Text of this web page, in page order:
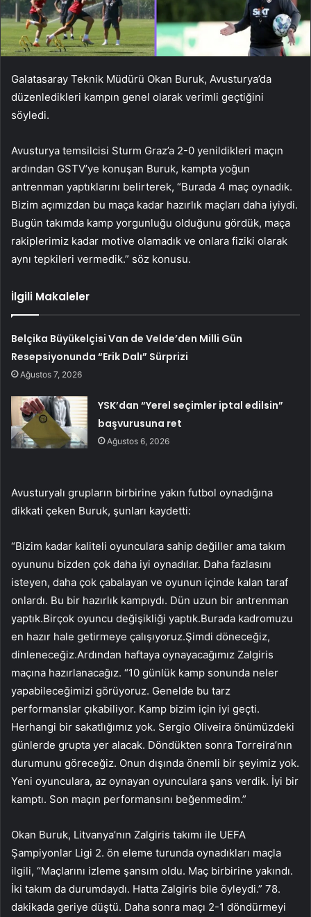
Galatasaray Teknik Müdürü Okan Buruk, Avusturya’da
düzenledikleri kampın genel olarak verimli geçtiğini
söyledi.
Avusturya temsilcisi Sturm Graz’a 2-0 yenildikleri maçın
ardından GSTV’ye konuşan Buruk, kampta yoğun
antrenman yaptıklarını belirterek, “Burada 4 maç oynadık.
Bizim açımızdan bu maça kadar hazırlık maçları daha iyiydi.
Bugün takımda kamp yorgunluğu olduğunu gördük, maça
rakiplerimiz kadar motive olamadık ve onlara fiziki olarak
aynı tepkileri vermedik.” söz konusu.
İlgili Makaleler
Belçika Büyükelçisi Van de Velde’den Milli Gün
Resepsiyonunda “Erik Dalı” Sürprizi
Ağustos 7, 2026
YSK’dan “Yerel seçimler iptal edilsin”
başvurusuna ret
Ağustos 6, 2026
Avusturyalı grupların birbirine yakın futbol oynadığına
dikkati çeken Buruk, şunları kaydetti:
“Bizim kadar kaliteli oyunculara sahip değiller ama takım
oyununu bizden çok daha iyi oynadılar. Daha fazlasını
isteyen, daha çok çabalayan ve oyunun içinde kalan taraf
onlardı. Bu bir hazırlık kampıydı. Dün uzun bir antrenman
yaptık.Birçok oyuncu değişikliği yaptık.Burada kadromuzu
en hazır hale getirmeye çalışıyoruz.Şimdi döneceğiz,
dinleneceğiz.Ardından haftaya oynayacağımız Zalgiris
maçına hazırlanacağız. “10 günlük kamp sonunda neler
yapabileceğimizi görüyoruz. Genelde bu tarz
performanslar çıkabiliyor. Kamp bizim için iyi geçti.
Herhangi bir sakatlığımız yok. Sergio Oliveira önümüzdeki
günlerde grupta yer alacak. Döndükten sonra Torreira’nın
durumunu göreceğiz. Onun dışında önemli bir şeyimiz yok.
Yeni oyunculara, az oynayan oyunculara şans verdik. İyi bir
kamptı. Son maçın performansını beğenmedim.”
Okan Buruk, Litvanya’nın Zalgiris takımı ile UEFA
Şampiyonlar Ligi 2. ön eleme turunda oynadıkları maçla
ilgili, “Maçlarını izleme şansım oldu. Maç birbirine yakındı.
İki takım da durumdaydı. Hatta Zalgiris bile öyleydi.” 78.
dakikada geriye düştü. Daha sonra maçı 2-1 döndürmeyi